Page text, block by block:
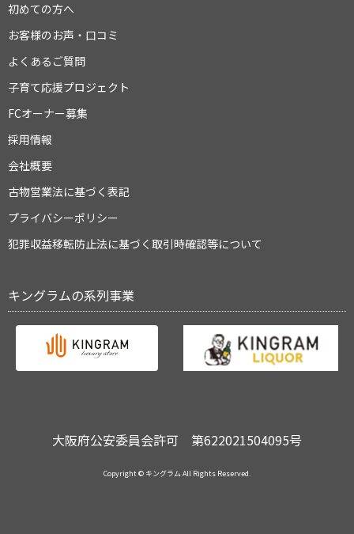
初めての方へ
お客様のお声・口コミ
よくあるご質問
子育て応援プロジェクト
FCオーナー募集
採用情報
会社概要
古物営業法に基づく表記
プライバシーポリシー
犯罪収益移転防止法に基づく取引時確認等について
キングラムの系列事業
大阪府公安委員会許可 第622021504095号
Copyright © キングラム All Rights Reserved.